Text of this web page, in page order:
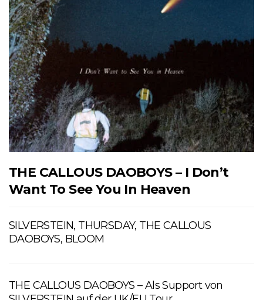
THE CALLOUS DAOBOYS – I Don’t
Want To See You In Heaven
SILVERSTEIN, THURSDAY, THE CALLOUS
DAOBOYS, BLOOM
THE CALLOUS DAOBOYS – Als Support von